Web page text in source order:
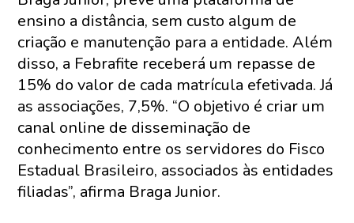
ensino a distância, sem custo algum de
criação e manutenção para a entidade. Além
disso, a Febrafite receberá um repasse de
15% do valor de cada matrícula efetivada. Já
as associações, 7,5%. “O objetivo é criar um
canal online de disseminação de
conhecimento entre os servidores do Fisco
Estadual Brasileiro, associados às entidades
filiadas”, afirma Braga Junior.